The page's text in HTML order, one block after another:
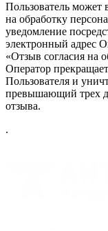
Пользователь может
на обработку
уведомление
электронный адрес
«Отзыв согласия на
Оператор
Пользователя и
превышающий трех
отзыва.
.